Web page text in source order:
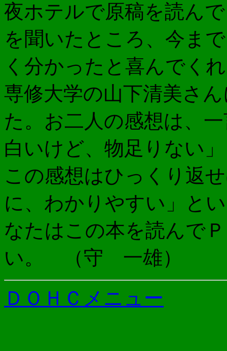
夜ホテルで原稿を読ん
を聞いたところ、今ま
く分かったと喜んでく
専修大学の山下清美さ
た。お二人の感想は、
白いけど、物足りない
この感想はひっくり返
に、わかりやすい」と
なたはこの本を読んで
い。 （守 一雄）
ＤＯＨＣメニュー